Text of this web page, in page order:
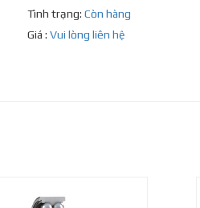
Tình trạng: Còn hàng
Giá : Vui lòng liên hệ